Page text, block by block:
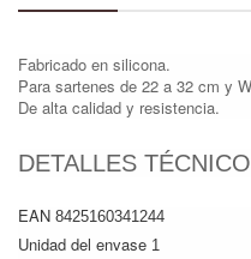
Fabricado en silicona.
Para sartenes de 22 a 32 cm y
De alta calidad y resistencia.
DETALLES
EAN 8425160341244
Unidad del envase 1